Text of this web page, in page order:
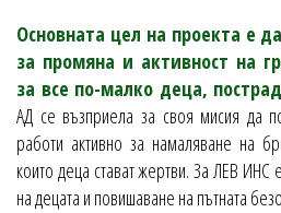
Основната цел на проекта е
за промяна и активност на
за все по-малко деца,
АД се възприела за своя мисия да
работи активно за намаляване на
които деца стават жертви. За ЛЕВ ИНС
на децата и повишаване на пътната